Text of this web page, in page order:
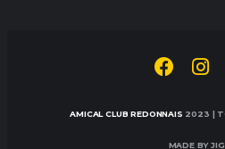
AMICAL CLUB REDONNAIS 2023 |
MADE BY